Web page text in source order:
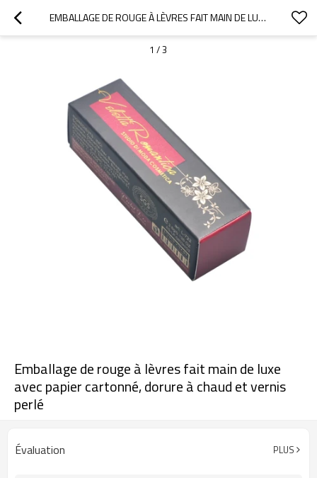
EMBALLAGE DE ROUGE À LÈVRES FAIT MAIN DE LUXE AVEC PAPIER CARTONNÉ, DORURE À CHAUD ET VERNIS PERLÉ
1 /3
Emballage de rouge à lèvres fait main de luxe
avec papier cartonné, dorure à chaud et vernis
perlé
Évaluation PLUS